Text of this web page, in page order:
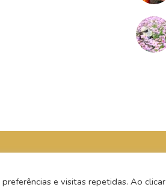
e visitas repetidas. Ao clicar